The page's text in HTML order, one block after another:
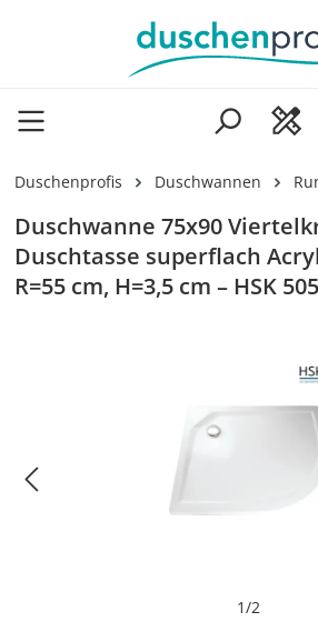
Zum Hauptinhalt springen
Duschenprofis Duschwannen
Duschwanne 75x90
Duschtasse superflach
R=55 cm, H=3,5 cm – HSK
1/2